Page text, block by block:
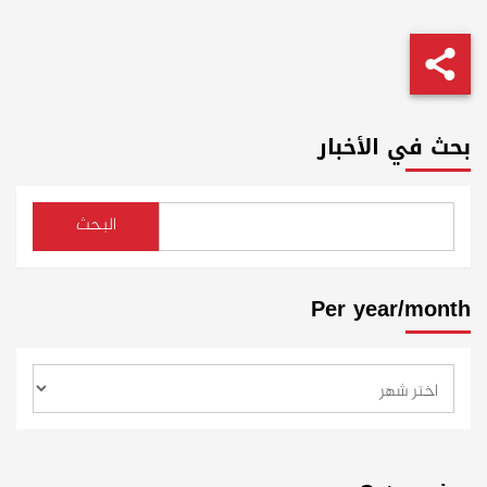
بحث في الأخبار
البحث
Per year/month